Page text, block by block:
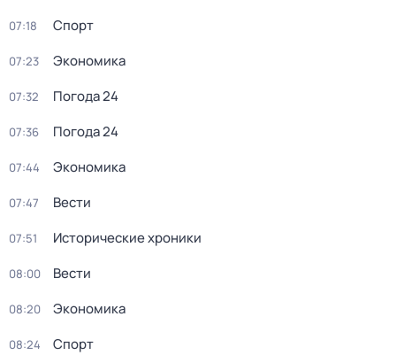
07:18 Спорт
07:23 Экономика
07:32 Погода 24
07:36 Погода 24
07:44 Экономика
07:47 Вести
07:51 Исторические хроники
08:00 Вести
08:20 Экономика
08:24 Спорт